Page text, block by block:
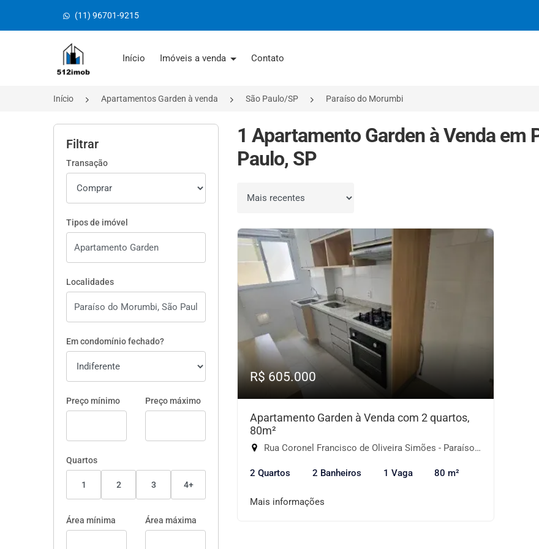
(11) 96701-9215
Página inicial
Início Imóveis a venda Contato
Início Apartamentos Garden à venda São Paulo/SP Paraíso do Morumbi
Filtrar
Transação
Tipos de imóvel
Localidades
Em condomínio fechado?
Preço mínimo Preço máximo
Quartos
1 2 3 4+
Área mínima Área máxima
1 Apartamento Garden à Venda em
Paulo, SP
Ordenar por
R$ 605.000
Apartamento Garden à Venda com 2 quartos,
80m²
Rua Coronel Francisco de Oliveira Simões - Paraíso do Morumbi, São Paulo-SP
2 Quartos 2 Banheiros 1 Vaga 80 m²
Mais informações